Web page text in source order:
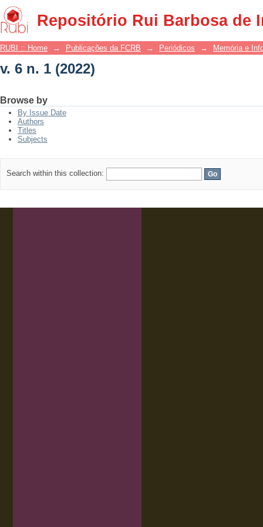
Repositório Rui Barbosa de
v. 6 n. 1 (2022)
RUBI :: Home → Publicações da FCRB → Periódicos → Memória e
v. 6 n. 1 (2022)
Browse by
By Issue Date
Authors
Titles
Subjects
Search within this collection: